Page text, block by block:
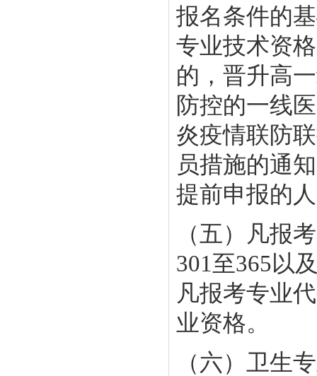
报名条件的
专业技术资
的，晋升高
防控的一线
炎疫情联防
员措施的通
提前申报的
（五）凡报
301至365以
凡报考专业
业资格。
（六）卫生